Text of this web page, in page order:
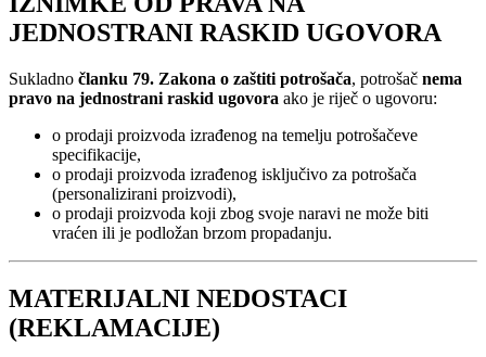
JEDNOSTRANI RASKID UGOVORA
Sukladno članku 79. Zakona o zaštiti potrošača, potrošač nema
pravo na jednostrani raskid ugovora ako je riječ o ugovoru:
o prodaji proizvoda izrađenog na temelju potrošačeve
specifikacije,
o prodaji proizvoda izrađenog isključivo za potrošača
(personalizirani proizvodi),
o prodaji proizvoda koji zbog svoje naravi ne može biti
vraćen ili je podložan brzom propadanju.
MATERIJALNI NEDOSTACI
(REKLAMACIJE)